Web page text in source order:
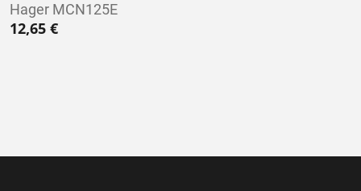
Hager MCN125E
12,65 €